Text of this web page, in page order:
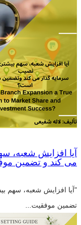
آیا افزایش شعبه،
می کند و تضمین
"آیا افزایش شعبه، سهم
تضمین موفقیت...